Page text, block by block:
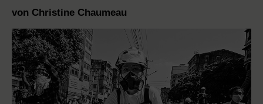
von Christine Chaumeau